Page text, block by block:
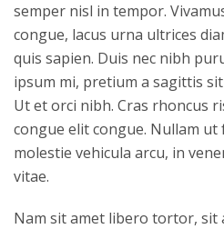
semper nisl in tempor.
congue, lacus urna ultrices
quis sapien. Duis nec nibh
ipsum mi, pretium a sagittis
Ut et orci nibh. Cras rhoncus
congue elit congue. Nullam ut
molestie vehicula arcu, in
vitae.
Nam sit amet libero tortor, sit